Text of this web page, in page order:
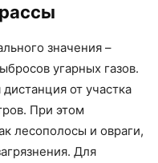
значения –
угарных газов.
от участка
При этом
лесополосы и овраги,
Для